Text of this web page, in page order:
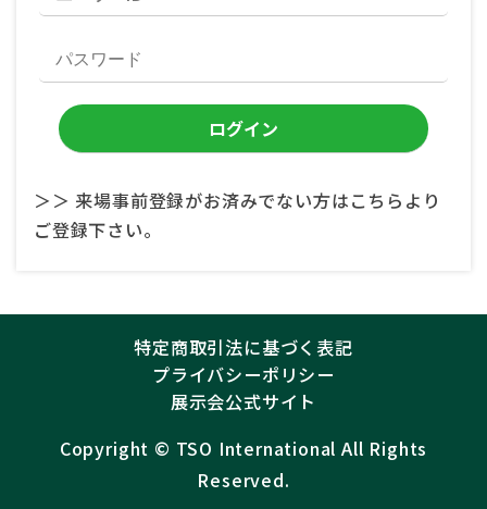
＞＞ 来場事前登録がお済みでない方はこちらより
ご登録下さい。
特定商取引法に基づく表記
プライバシーポリシー
展示会公式サイト
Copyright ©︎ TSO International All Rights
Reserved.